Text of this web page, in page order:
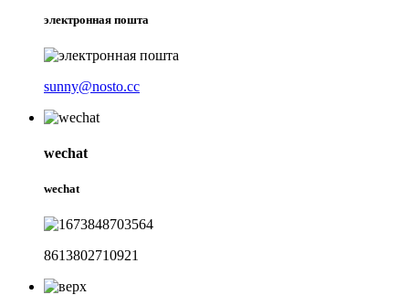
электронная пошта
sunny@nosto.cc
wechat
wechat
8613802710921